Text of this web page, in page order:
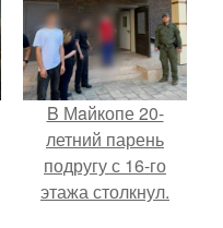
B Мaйкопе 20-
летний парень
подругу с 16-го
этажа столкнул.